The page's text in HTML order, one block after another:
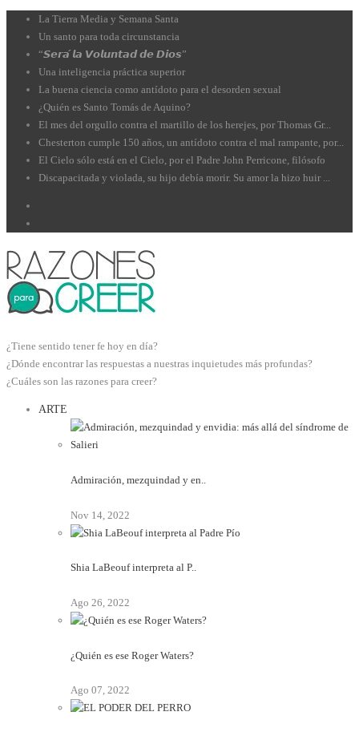
La Tierra Media y Semana Santa
Un santo para toda circunstancia
“𝙎𝙚𝙧𝙖́ 𝙡𝙖 𝙑𝙤𝙡𝙪𝙣𝙩𝙖𝙙 𝙙𝙚 𝘿𝙞𝙤𝙨”
Una inteligencia práctica superior
La buena ciencia como antídoto para el desorden sexual
¿Quién es Santo Tomás de Aquino?
El mes del orgullo contra el martillo de los herejes, por Thomas Gr...
Chesterton cumple 150 años, un antídoto contra el mal rampante, por...
El Cielo sólo está en el Cielo, por el Padre John Perricone, filósofo
Discapacitada y violada, su hijo debía morir. Su amor la hizo huir ...
¿Tiene sentido tener fe hoy en día?
¿Dónde encontrar las respuestas a nuestras inquietudes más profundas?
¿Cuáles son las razones para creer?
ARTE
Admiración, mezquindad y en..
Nov 14, 2022
Shia LaBeouf interpreta al P..
Ago 26, 2022
¿Quién es ese Roger Waters?
Ago 07, 2022